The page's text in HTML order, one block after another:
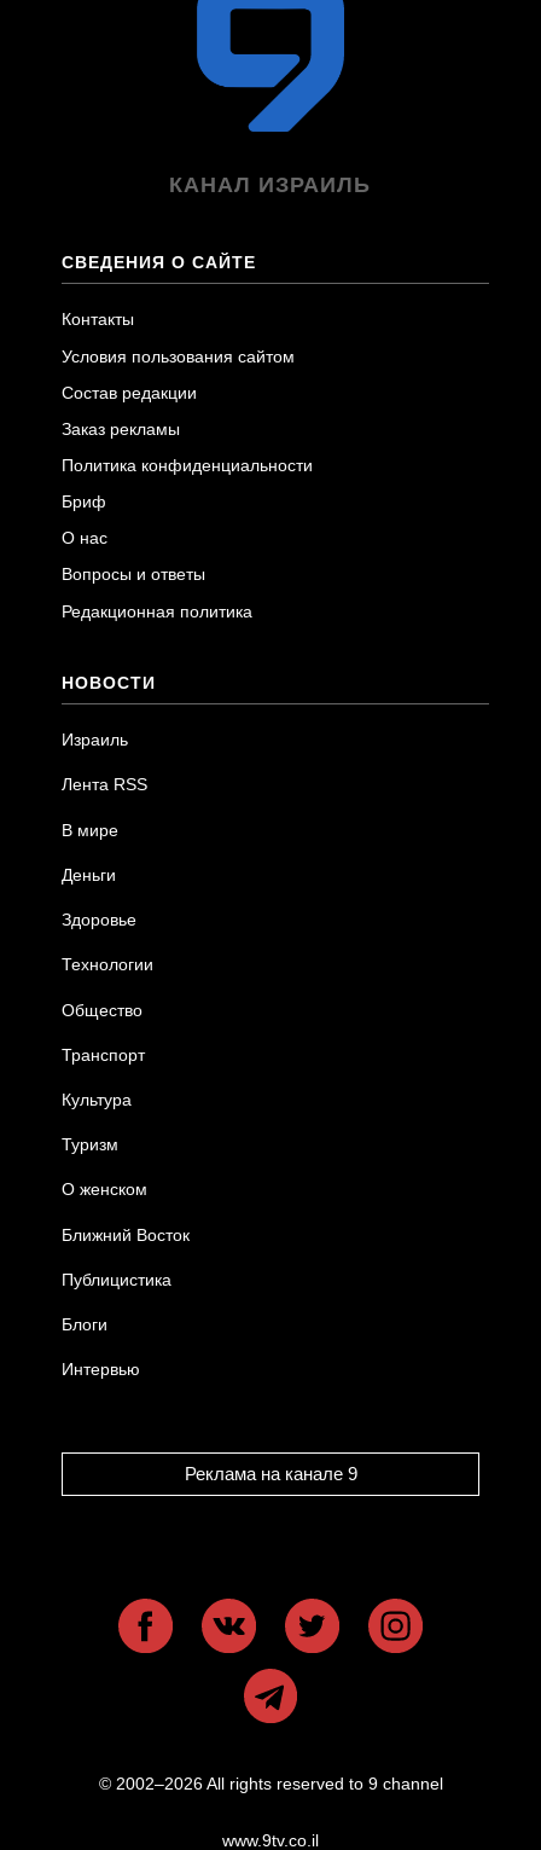
КАНАЛ ИЗРАИЛЬ
СВЕДЕНИЯ О САЙТЕ
Контакты
Условия пользования сайтом
Состав редакции
Заказ рекламы
Политика конфиденциальности
Бриф
О нас
Вопросы и ответы
Редакционная политика
НОВОСТИ
Израиль
Лента RSS
В мире
Деньги
Здоровье
Технологии
Общество
Транспорт
Культура
Туризм
О женском
Ближний Восток
Публицистика
Блоги
Интервью
Реклама на канале 9
© 2002–2026 All rights reserved to 9 channel
www.9tv.co.il